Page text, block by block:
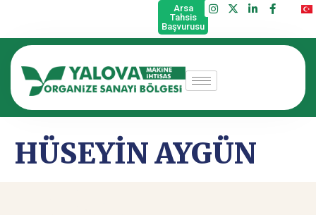
Arsa
Tahsis
Başvurusu
HÜSEYİN AYGÜN